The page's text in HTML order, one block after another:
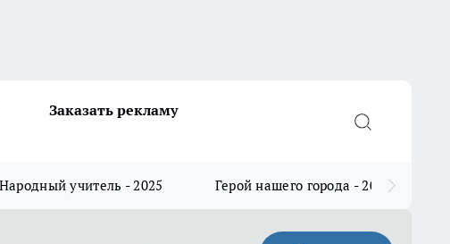
Заказать рекламу
Народный учитель - 2025 Герой нашего города - 2025